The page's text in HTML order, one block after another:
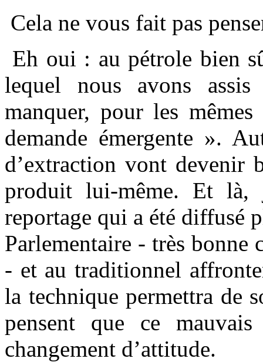
Cela ne vous fait pas
Eh oui : au pétrole bien
lequel nous avons
manquer, pour les
demande émergente ».
d’extraction vont devenir
produit lui-même. Et là,
reportage qui a été diffusé
Parlementaire - très bonne
- et au traditionnel
la technique permettra de
pensent que ce
changement d’attitude.